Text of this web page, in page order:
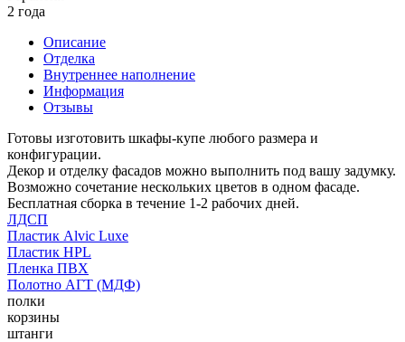
2 года
Описание
Отделка
Внутреннее наполнение
Информация
Отзывы
Готовы изготовить шкафы-купе любого размера и
конфигурации.
Декор и отделку фасадов можно выполнить под вашу задумку.
Возможно сочетание нескольких цветов в одном фасаде.
Бесплатная сборка в течение 1-2 рабочих дней.
ЛДСП
Пластик Alvic Luxe
Пластик HPL
Пленка ПВХ
Полотно АГТ (МДФ)
полки
корзины
штанги